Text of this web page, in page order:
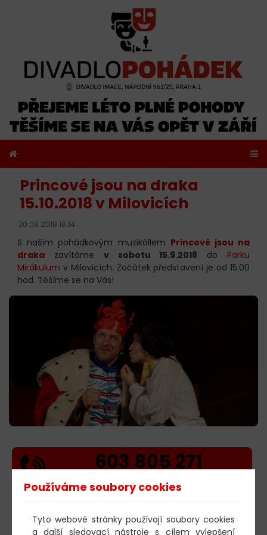
Princové jsou na draka
15.10.2018 v Milovicích
30.08.2018 18:14
S naším pohádkovým muzikállem Princové jsou na
draka zavítáme v sobotu 15.9.2018 do Parku
Mirákulum v Milovicích. Začátek představení je od 15.00
hod. Těšíme se na Vás!
603 805 271
05.08.2026
Poklad ve Stříbrném jezeře – 65. U
Používáme soubory cookies
Tyto webové stránky používají soubory cookies
a další sledovací nástroje s cílem vylepšení